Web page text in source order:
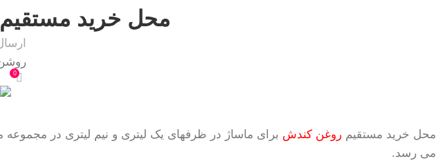
محل خرید
روشن
0
محل خرید مستقیم روغن کندش برای ماساژ در ظرفهای یک لیتری و نیم لیتری در
می رسد.